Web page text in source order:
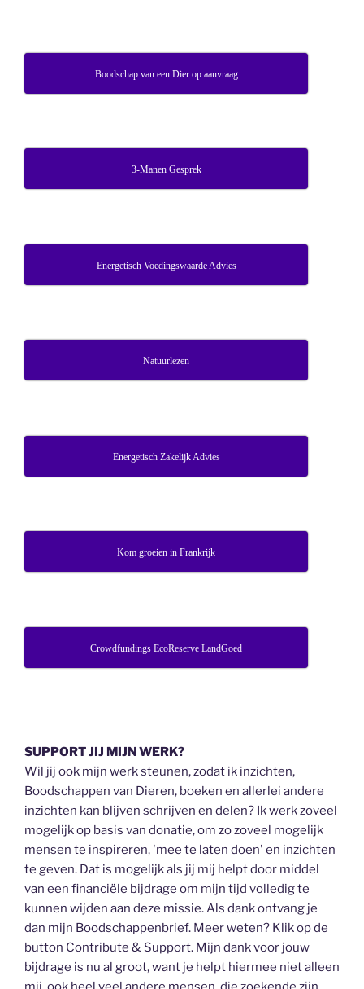
Boodschap van een Dier op aanvraag
3-Manen Gesprek
Energetisch Voedingswaarde Advies
Natuurlezen
Energetisch Zakelijk Advies
Kom groeien in Frankrijk
Crowdfundings EcoReserve LandGoed
SUPPORT JIJ MIJN WERK?
Wil jij ook mijn werk steunen, zodat ik inzichten,
Boodschappen van Dieren, boeken en allerlei andere
inzichten kan blijven schrijven en delen? Ik werk zoveel
mogelijk op basis van donatie, om zo zoveel mogelijk
mensen te inspireren, 'mee te laten doen' en inzichten
te geven. Dat is mogelijk als jij mij helpt door middel
van een financiële bijdrage om mijn tijd volledig te
kunnen wijden aan deze missie. Als dank ontvang je
dan mijn Boodschappenbrief. Meer weten? Klik op de
button Contribute & Support. Mijn dank voor jouw
bijdrage is nu al groot, want je helpt hiermee niet alleen